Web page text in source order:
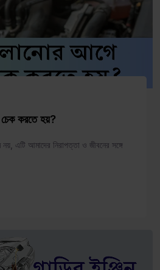
চেক করতে হয়?
নয়, এটি আমাদের নিরাপত্তা ও জীবনের সঙ্গে